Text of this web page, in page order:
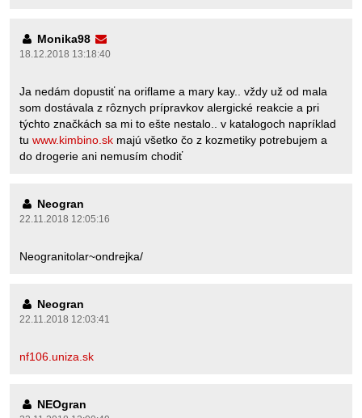
Monika98
18.12.2018 13:18:40
Ja nedám dopustiť na oriflame a mary kay.. vždy už od mala
som dostávala z rôznych prípravkov alergické reakcie a pri
týchto značkách sa mi to ešte nestalo.. v katalogoch napríklad
tu www.kimbino.sk majú všetko čo z kozmetiky potrebujem a
do drogerie ani nemusím chodiť
Neogran
22.11.2018 12:05:16
Neogranitolar~ondrejka/
Neogran
22.11.2018 12:03:41
nf106.uniza.sk
NEOgran